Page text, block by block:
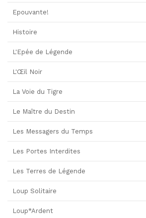
Epouvante!
Histoire
L'Epée de Légende
L'Œil Noir
La Voie du Tigre
Le Maître du Destin
Les Messagers du Temps
Les Portes Interdites
Les Terres de Légende
Loup Solitaire
Loup*Ardent